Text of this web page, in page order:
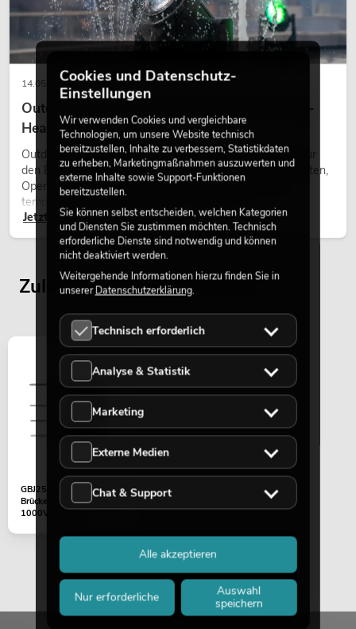
PSSO DCA-12000 2-Kanal-Endstufe
SMPS
No. 10451693
Bestand reicht ca. 12 Wo.
1.699,00€
PSSO QDA-4400 4-Kanal-Endstufe
No. 10451695
Bestand reicht ca. 11 Wo.
749,00€
14.05.2026
Outdoor Moving-Heads: Wetterfeste Moving-
Heads bei Events
Outdoor Moving-Heads sind bewegliche Scheinwerfer für
den Einsatz im Freien. Sie werden bei Festivals, Stadtfesten,
Open-Air-Konzerten, Architekturinszenierungen und
temporären Außeninstallationen eingesetzt.
Jetzt lesen
Zuletzt angesehene Artikel
GBJ2510
Brückengleichrichter 25A -
1000V 1Phase
Cookies und Datenschutz-
Einstellungen
Wir verwenden Cookies und vergleichbare
Technologien, um unsere Website technisch
bereitzustellen, Inhalte zu verbessern, Statistikdaten
zu erheben, Marketingmaßnahmen auszuwerten und
externe Inhalte sowie Support-Funktionen
bereitzustellen.
Sie können selbst entscheiden, welchen Kategorien
und Diensten Sie zustimmen möchten. Technisch
erforderliche Dienste sind notwendig und können
nicht deaktiviert werden.
Weitergehende Informationen hierzu finden Sie in
unsererDatenschutzerklärung.
Technisch erforderlich
Analyse & Statistik
Marketing
Externe Medien
Chat & Support
Nur erforderliche
Auswahl
speichern
Alle akzeptieren